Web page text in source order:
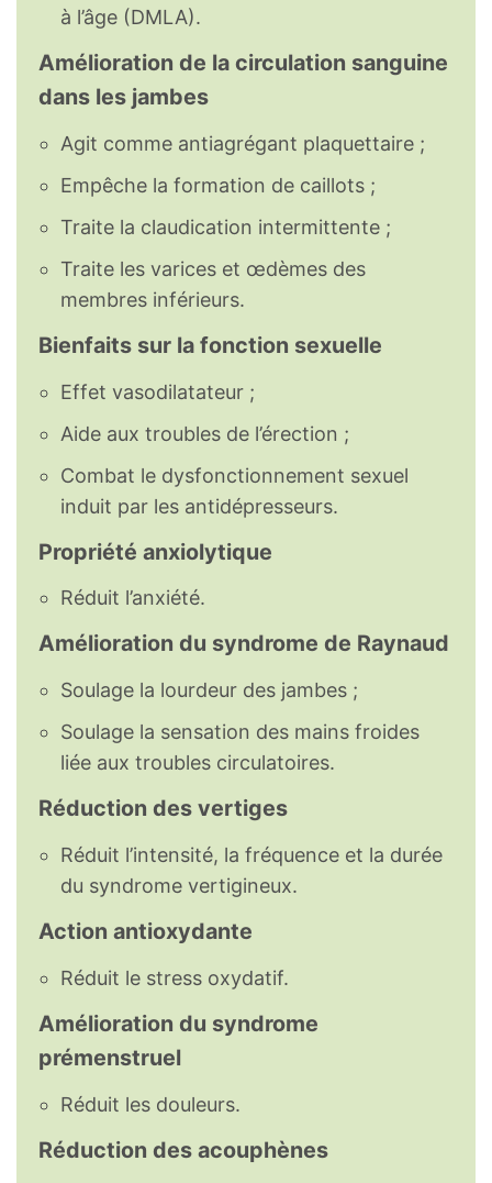
à l’âge (DMLA).
Amélioration de la circulation sanguine
dans les jambes
Agit comme antiagrégant plaquettaire ;
Empêche la formation de caillots ;
Traite la claudication intermittente ;
Traite les varices et œdèmes des
membres inférieurs.
Bienfaits sur la fonction sexuelle
Effet vasodilatateur ;
Aide aux troubles de l’érection ;
Combat le dysfonctionnement sexuel
induit par les antidépresseurs.
Propriété anxiolytique
Réduit l’anxiété.
Amélioration du syndrome de Raynaud
Soulage la lourdeur des jambes ;
Soulage la sensation des mains froides
liée aux troubles circulatoires.
Réduction des vertiges
Réduit l’intensité, la fréquence et la durée
du syndrome vertigineux.
Action antioxydante
Réduit le stress oxydatif.
Amélioration du syndrome
prémenstruel
Réduit les douleurs.
Réduction des acouphènes